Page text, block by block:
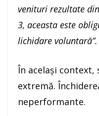
venituri rezultate
3, aceasta este
lichidare voluntară”.
În același
extremă.
neperformante.